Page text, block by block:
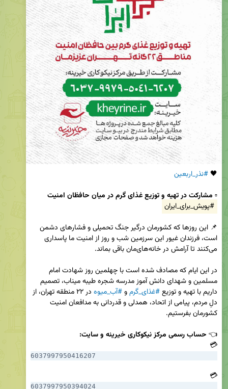
🖤 #نذر_اربعین
▫️ مشارکت در تهیه و توزیع غذای گرم در میان حافظان امنیت
#پویش_برای_ایران
داریم با تهیه و توزیع #غذای_گرم و #آب_میوه
👈 حساب رسمی مرکز نیکوکاری خیرینه و سایت:
💳
6037997950416207
💳
6037997950394024